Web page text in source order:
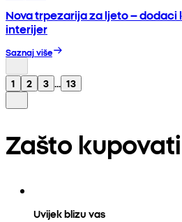
Nova trpezarija za ljeto – dodaci
interijer
Saznaj više
1 2 3 ... 13
Zašto
Uvijek blizu vas